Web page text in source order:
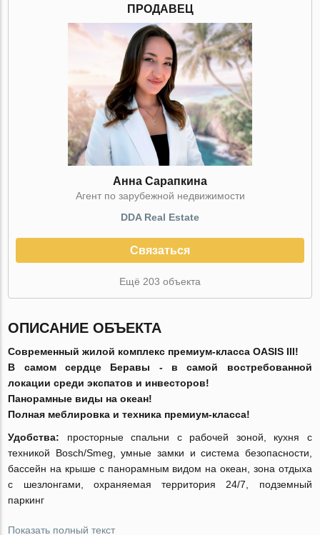
ПРОДАВЕЦ
Анна Сарапкина
Агент по зарубежной недвижимости
DDA Real Estate
Связаться
Ещё 203 объекта
ОПИСАНИЕ ОБЪЕКТА
Современный жилой комплекс премиум-класса OASIS III!
В самом сердце Беравы - в самой востребованной
локации среди экспатов и инвесторов!
Панорамные виды на океан!
Полная меблировка и техника премиум-класса!
Удобства: просторные спальни с рабочей зоной, кухня с
техникой Bosch/Smeg, умные замки и система безопасности,
бассейн на крыше с панорамным видом на океан, зона отдыха
с шезлонгами, охраняемая территория 24/7, подземный
паркинг
Показать полный текст